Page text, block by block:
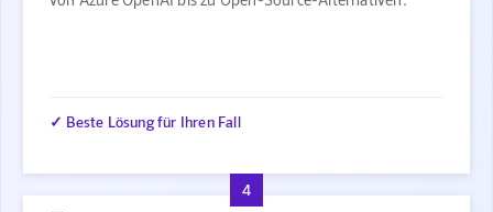
✓ Beste Lösung für Ihren Fall
4